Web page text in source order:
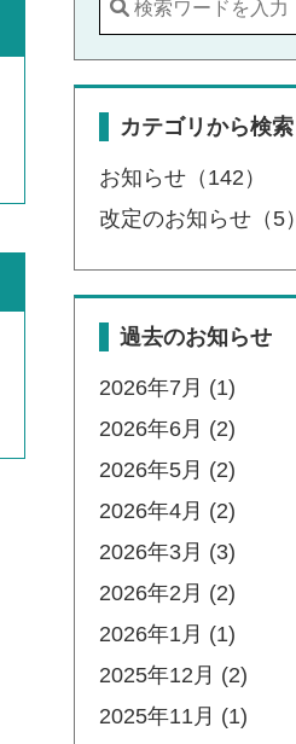
カテゴリから検索
お知らせ（142）
改定のお知らせ（5）
過去のお知らせ
2026年7月 (1)
2026年6月 (2)
2026年5月 (2)
2026年4月 (2)
2026年3月 (3)
2026年2月 (2)
2026年1月 (1)
2025年12月 (2)
2025年11月 (1)